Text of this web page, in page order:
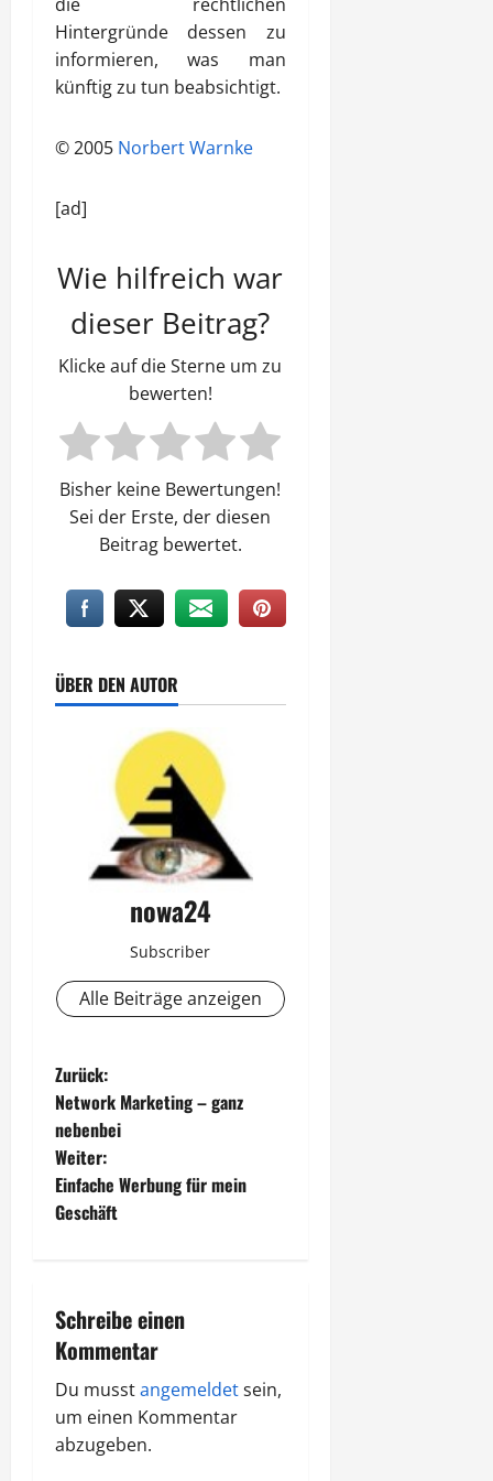
Hintergründe dessen zu
informieren, was man
künftig zu tun beabsichtigt.
© 2005 Norbert Warnke
[ad]
Wie hilfreich war
dieser Beitrag?
Klicke auf die Sterne um zu
bewerten!
Bisher keine Bewertungen!
Sei der Erste, der diesen
Beitrag bewertet.
ÜBER DEN AUTOR
nowa24
Subscriber
Alle Beiträge anzeigen
B
e
i
t
a
g
s
n
Zurück:
Network Marketing – ganz
nebenbei
Weiter:
Einfache Werbung für mein
Geschäft
Schreibe einen
Kommentar
Du musstangemeldetsein,
um einen Kommentar
abzugeben.